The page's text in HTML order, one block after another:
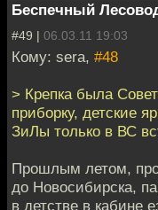
Беспечный
#49 | 06.03.11 19:03
Кому: sera, #48
> Крепка была
приборку, детские
ЗиЛы только в ВС
Прошлым летом,
до Новосибирска,
в детстве в кабине